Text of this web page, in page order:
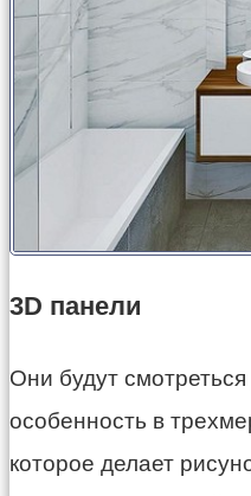
3D панели
Они будут
особенность в
которое делает